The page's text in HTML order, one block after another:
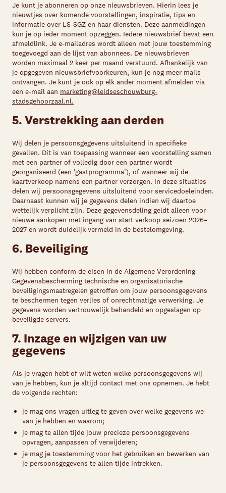
Je kunt je abonneren op onze nieuwsbrieven. Hierin lees je
nieuwtjes over komende voorstellingen, inspiratie, tips en
informatie over LS-SGZ en haar diensten. Deze aanmeldingen
kun je op ieder moment opzeggen. Iedere nieuwsbrief bevat een
afmeldlink. Je e-mailadres wordt alleen met jouw toestemming
toegevoegd aan de lijst van abonnees. De nieuwsbrieven
worden maximaal 2 keer per maand verstuurd. Afhankelijk van
je opgegeven nieuwsbriefvoorkeuren, kun je nog meer mails
ontvangen. Je kunt je ook op elk ander moment afmelden via
een e-mail aan marketing@leidseschouwburg-
stadsgehoorzaal.nl.
5. Verstrekking aan derden
Wij delen je persoonsgegevens uitsluitend in specifieke
gevallen. Dit is van toepassing wanneer een voorstelling samen
met een partner of volledig door een partner wordt
georganiseerd (een ‘gastprogramma’), of wanneer wij de
kaartverkoop namens een partner verzorgen. In deze situaties
delen wij persoonsgegevens uitsluitend voor servicedoeleinden.
Daarnaast kunnen wij je gegevens delen indien wij daartoe
wettelijk verplicht zijn. Deze gegevensdeling geldt alleen voor
nieuwe aankopen met ingang van start verkoop seizoen 2026–
2027 en wordt duidelijk vermeld in de bestelomgeving.
6. Beveiliging
Wij hebben conform de eisen in de Algemene Verordening
Gegevensbescherming technische en organisatorische
beveiligingsmaatregelen getroffen om jouw persoonsgegevens
te beschermen tegen verlies of onrechtmatige verwerking. Je
gegevens worden vertrouwelijk behandeld en opgeslagen op
beveiligde servers.
7. Inzage en wijzigen van uw
gegevens
Als je vragen hebt of wilt weten welke persoonsgegevens wij
van je hebben, kun je altijd contact met ons opnemen. Je hebt
de volgende rechten:
je mag ons vragen uitleg te geven over welke gegevens we
van je hebben en waarom;
je mag te allen tijde jouw precieze persoonsgegevens
opvragen, aanpassen of verwijderen;
je mag je toestemming voor het gebruiken en bewerken van
je persoonsgegevens te allen tijde intrekken.